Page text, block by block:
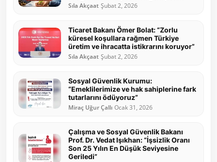
Sıla Akçaat Şubat 2, 2026
Ticaret Bakanı Ömer Bolat: “Zorlu
küresel koşullara rağmen Türkiye
üretim ve ihracatta istikrarını koruyor”
Sıla Akçaat Şubat 2, 2026
Sosyal Güvenlik Kurumu:
“Emeklilerimize ve hak sahiplerine fark
tutarlarını ödüyoruz”
Miraç Uğur Çallı Ocak 31, 2026
Çalışma ve Sosyal Güvenlik Bakanı
Prof. Dr. Vedat Işıkhan: “İşsizlik Oranı
Son 25 Yılın En Düşük Seviyesine
Geriledi”